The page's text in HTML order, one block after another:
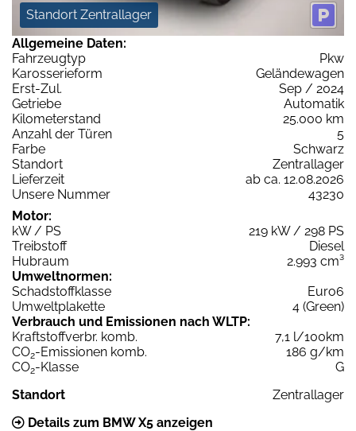
Standort Zentrallager
Allgemeine Daten:
Fahrzeugtyp
Pkw
Karosserieform
Geländewagen
Erst-Zul.
Sep / 2024
Getriebe
Automatik
Kilometerstand
25.000 km
Anzahl der Türen
5
Farbe
Schwarz
Standort
Zentrallager
Lieferzeit
ab ca. 12.08.2026
Unsere Nummer
43230
Motor:
kW / PS
219 kW / 298 PS
Treibstoff
Diesel
Hubraum
2.993 cm³
Umweltnormen:
Schadstoffklasse
Euro6
Umweltplakette
4 (Green)
Verbrauch und Emissionen nach WLTP:
Kraftstoffverbr. komb.
7,1 l/100km
CO2-Emissionen komb.
186 g/km
CO2-Klasse
G
Standort
Zentrallager
Details zum BMW X5 anzeigen